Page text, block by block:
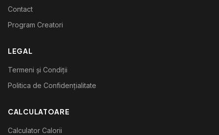
Contact
Program Creatori
LEGAL
Termeni și Condiții
Politica de Confidențialitate
CALCULATOARE
Calculator Calorii